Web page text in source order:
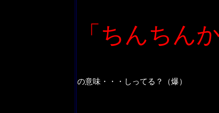
「ちんちん
の意味・・・しってる？（爆）